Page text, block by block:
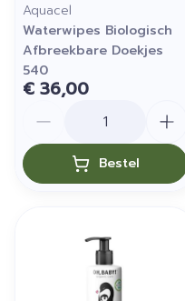
Aquacel
Waterwipes Biologisch
Afbreekbare Doekjes
540
€ 36,00
Bestel